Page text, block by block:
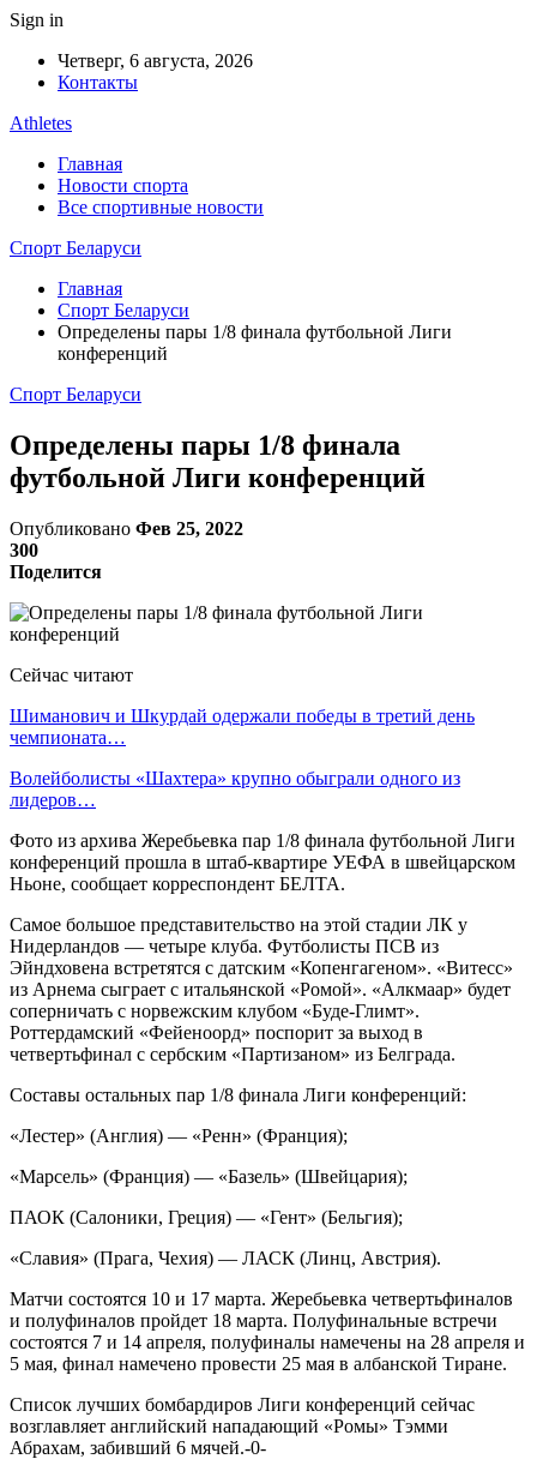
Sign in
Четверг, 6 августа, 2026
Контакты
Athletes
Главная
Новости спорта
Все спортивные новости
Спорт Беларуси
Главная
Спорт Беларуси
Определены пары 1/8 финала футбольной Лиги
конференций
Спорт Беларуси
Определены пары 1/8 финала
футбольной Лиги конференций
Опубликовано Фев 25, 2022
300
Поделится
Сейчас читают
Шиманович и Шкурдай одержали победы в третий день
чемпионата…
Волейболисты «Шахтера» крупно обыграли одного из
лидеров…
Фото из архива Жеребьевка пар 1/8 финала футбольной Лиги
конференций прошла в штаб-квартире УЕФА в швейцарском
Ньоне, сообщает корреспондент БЕЛТА.
Самое большое представительство на этой стадии ЛК у
Нидерландов — четыре клуба. Футболисты ПСВ из
Эйндховена встретятся с датским «Копенгагеном». «Витесс»
из Арнема сыграет с итальянской «Ромой». «Алкмаар» будет
соперничать с норвежским клубом «Буде-Глимт».
Роттердамский «Фейеноорд» поспорит за выход в
четвертьфинал с сербским «Партизаном» из Белграда.
Составы остальных пар 1/8 финала Лиги конференций:
«Лестер» (Англия) — «Ренн» (Франция);
«Марсель» (Франция) — «Базель» (Швейцария);
ПАОК (Салоники, Греция) — «Гент» (Бельгия);
«Славия» (Прага, Чехия) — ЛАСК (Линц, Австрия).
Матчи состоятся 10 и 17 марта. Жеребьевка четвертьфиналов
и полуфиналов пройдет 18 марта. Полуфинальные встречи
состоятся 7 и 14 апреля, полуфиналы намечены на 28 апреля и
5 мая, финал намечено провести 25 мая в албанской Тиране.
Список лучших бомбардиров Лиги конференций сейчас
возглавляет английский нападающий «Ромы» Тэмми
Абрахам, забивший 6 мячей.-0-